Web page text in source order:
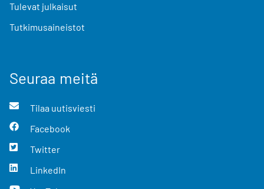
Tulevat julkaisut
Tutkimusaineistot
Seuraa meitä
Tilaa uutisviesti
Facebook
Twitter
LinkedIn